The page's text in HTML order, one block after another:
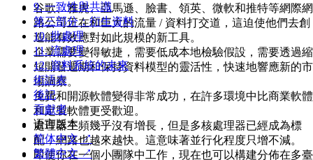
9. 一致性與共識
第三部分：衍生資料
10. 批處理
11. 流處理
12. 資料系統的未來
術語表
後記
貢獻者
语言版本
简体中文 ↗
繁體中文 ↗
谷歌、雅虎、亞馬遜、臉書、領英、微軟和推特等網際網
路公司正在和巨大的流量 / 資料打交道，這迫使他們去創
造能有效應對如此規模的新工具。
企業需要變得敏捷，需要低成本地檢驗假設，需要透過縮
短開發週期和保持資料模型的靈活性，快速地響應新的市
場洞察。
免費和開源軟體變得非常成功，在許多環境中比商業軟體
和定製軟體更受歡迎。
處理器主頻幾乎沒有增長，但是多核處理器已經成為標
配，網路也越來越快。這意味著並行化程度只增不減。
即使你在一個小團隊中工作，現在也可以構建分佈在多臺